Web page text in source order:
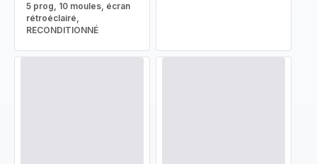
5 prog, 10 moules, écran
rétroéclairé,
RECONDITIONNÉ